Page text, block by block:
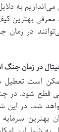
به
معرفی بهترین
در
در زمان جنگ
است تعطیل
قطع شود. در
شد. در این
بهترین